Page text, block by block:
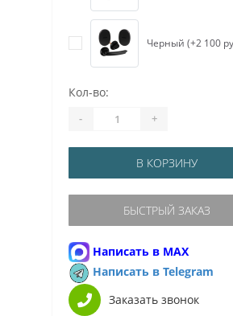
Черный (+2 100
Кол-во:
- +
В КОРЗИНУ
БЫСТРЫЙ ЗАКАЗ
Написать в MAX
Написать в Telegram
Заказать звонок